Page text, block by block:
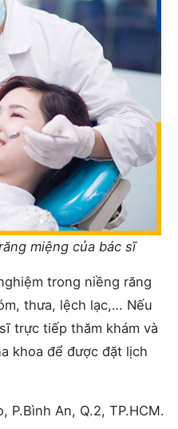
miệng của bác sĩ
trong niềng răng
thưa, lệch lạc,… Nếu
trực tiếp thăm khám và
khoa để được đặt lịch
P.Bình An, Q.2, TP.HCM.